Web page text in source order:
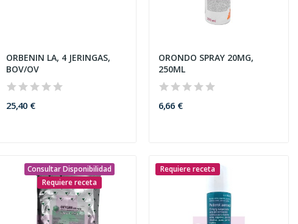
ORBENIN LA, 4 JERINGAS,
BOV/OV
25,40 €
ORONDO SPRAY 20MG,
250ML
6,66 €
Consultar Disponibilidad
Requiere receta
Requiere receta